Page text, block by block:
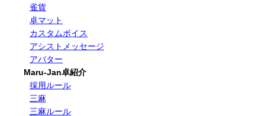
雀貨
卓マット
カスタムボイス
アシストメッセージ
アバター
Maru-Jan卓紹介
採用ルール
三麻
三麻ルール